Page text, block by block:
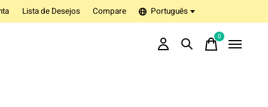
Lista de Desejos Compare Português
0items